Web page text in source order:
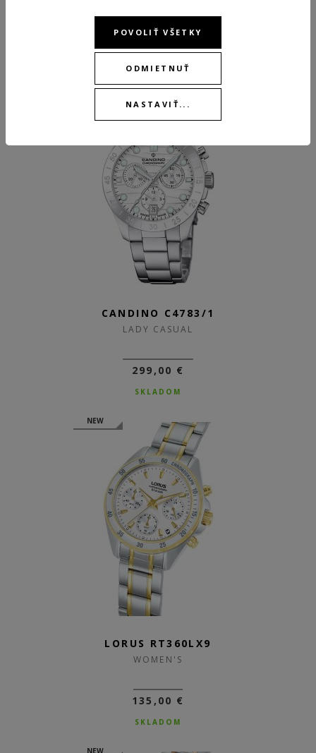
149,00 €
NA OBJEDNÁVKU
CANDINO C4783/1
LADY CASUAL
299,00 €
SKLADOM
NEW
LORUS RT360LX9
WOMEN'S
135,00 €
SKLADOM
NEW
POVOLIŤ VŠETKY
ODMIETNUŤ
NASTAVIŤ...